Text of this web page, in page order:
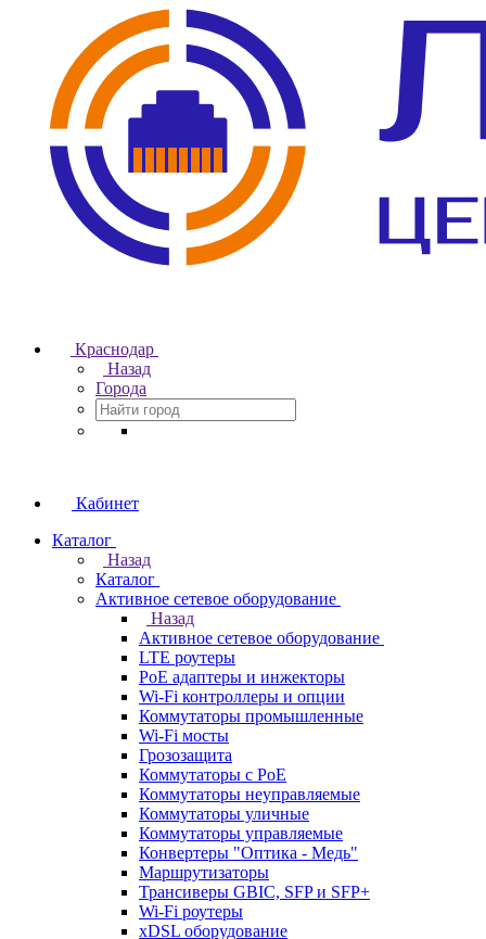
Краснодар
Назад
Города
Кабинет
Каталог
Назад
Каталог
Активное сетевое оборудование
Назад
Активное сетевое оборудование
LTE роутеры
PoE адаптеры и инжекторы
Wi-Fi контроллеры и опции
Коммутаторы промышленные
Wi-Fi мосты
Грозозащита
Коммутаторы c PoE
Коммутаторы неуправляемые
Коммутаторы уличные
Коммутаторы управляемые
Конвертеры "Оптика - Медь"
Маршрутизаторы
Трансиверы GBIC, SFP и SFP+
Wi-Fi роутеры
xDSL оборудование